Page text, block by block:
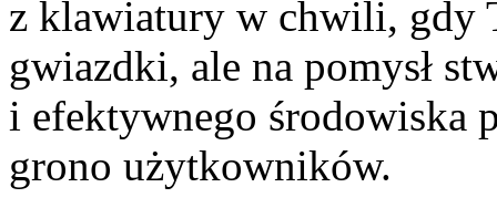
z klawiatury w chwili, gdy
gwiazdki, ale na pomysł
i efektywnego środowiska
grono użytkowników.